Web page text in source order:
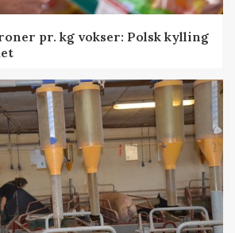
pr. kg vokser: Polsk kylling